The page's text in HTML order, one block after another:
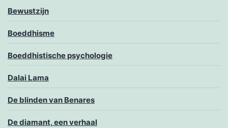
Bewustzijn
Boeddhisme
Boeddhistische psychologie
Dalai Lama
De blinden van Benares
De diamant, een verhaal